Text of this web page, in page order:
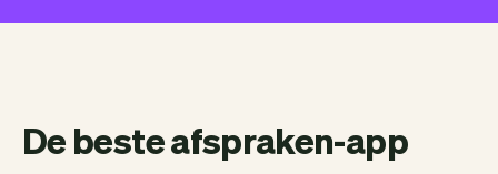
De beste afspraken-app